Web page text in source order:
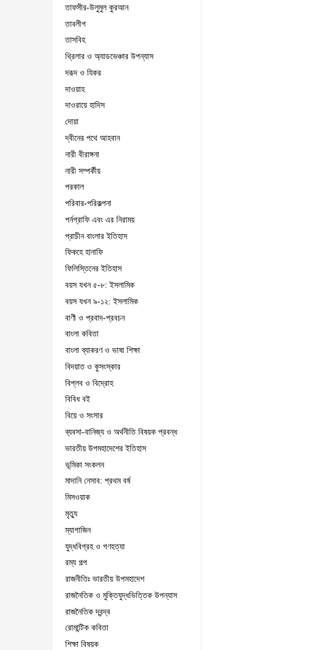
তাফসীর-উলুমুল কুরআন
তাবলীগ
তাসবিহ
থ্রিলার ও অ্যাডভেঞ্চার উপন্যাস
দরূদ ও যিকর
দাওয়াহ
দাওরায়ে হাদিস
দোয়া
দ্বীনের পথে আহবান
নারী বীরাঙ্গনা
নারী সম্পর্কীয়
পরকাল
পরিবার-পরিকল্পনা
পর্নগ্রাফি এবং এর নিরাময়
প্রাচীন বাংলার ইতিহাস
ফিকহে হানাফি
ফিলিস্তিনের ইতিহাস
বয়স যখন ৫-৮: ইসলামিক
বয়স যখন ৯-১২: ইসলামিক
বাণী ও প্রবাদ-প্রবচন
বাংলা কবিতা
বাংলা ব্যাকরণ ও ভাষা শিক্ষা
বিদয়াত ও কুসংস্কার
বিপ্লব ও বিদ্রোহ
বিবিধ বই
বিয়ে ও সংসার
ব্যবসা-বানিজ্য ও অর্থনীতি বিষয়ক প্রবন্ধ
ভারতীয় উপমহাদেশের ইতিহাস
ভূমিকা সংকলন
মাদানি নেসাব: প্রথম বর্ষ
মিসওয়াক
মৃত্যু
ম্যাগাজিন
যুদ্ধবিগ্রহ ও গণহত্যা
রম্য গল্প
রাজনীতিঃ ভারতীয় উপমহাদেশ
রাজনৈতিক ও মুক্তিযুদ্ধভিত্তিক উপন্যাস
রাজনৈতিক দ্বন্দ্ব
রোমান্টিক কবিতা
শিক্ষা বিষয়ক